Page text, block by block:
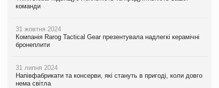
команди
31 жовтня 2024
Компанія Rarog Tactical Gear презентувала надлегкі керамічні
бронеплити
31 липня 2024
Напівфабрикати та консерви, які стануть в пригоді, коли довго
нема світла